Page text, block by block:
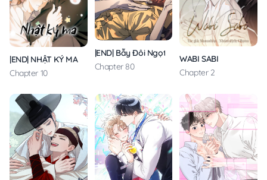
|END| NHẬT KÝ MA
Chapter 10
|END| Bẫy Đôi Ngọt Ngào
Chapter 80
WABI SABI
Chapter 2